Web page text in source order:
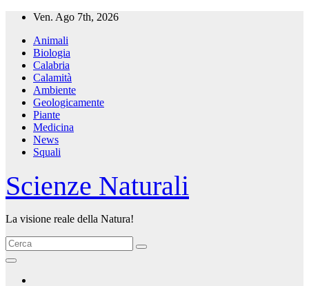
Salta
contenuto
Ven. Ago 7th, 2026
Animali
Biologia
Calabria
Calamità
Ambiente
Geologicamente
Piante
Medicina
News
Squali
Scienze Naturali
La visione reale della Natura!